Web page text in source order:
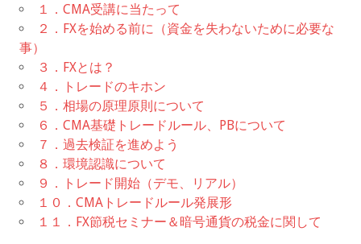
１．CMA受講に当たって
２．FXを始める前に（資金を失わないために必要な
事）
３．FXとは？
４．トレードのキホン
５．相場の原理原則について
６．CMA基礎トレードルール、PBについて
７．過去検証を進めよう
８．環境認識について
９．トレード開始（デモ、リアル）
１０．CMAトレードルール発展形
１１．FX節税セミナー＆暗号通貨の税金に関して